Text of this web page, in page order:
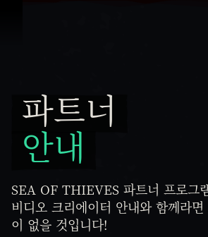
파트너 안내
파트너
안내
SEA OF THIEVES 파트너 프로그
비디오 크리에이터 안내와 함께라
이 없을 것입니다!